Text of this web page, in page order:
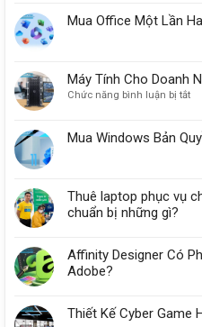
Mua Office Một Lần
Máy Tính Cho Doanh
Chức năng bình luận bị tắtở
Mua Windows Bản
Thuê laptop phục vụ
chuẩn bị những gì?
Affinity Designer Có
Adobe?
Thiết Kế Cyber Game